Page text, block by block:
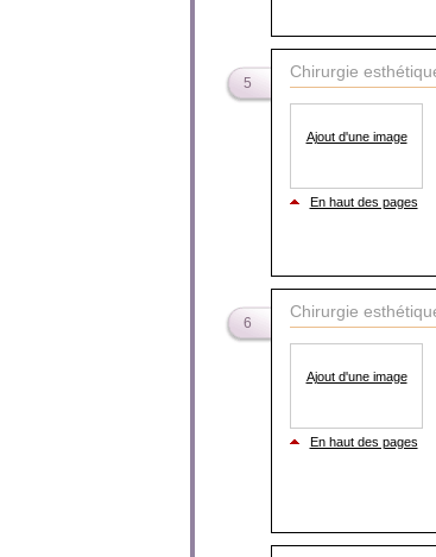
5
Chirurgie
Ajout d'une image
En haut des pages
6
Chirurgie
Ajout d'une image
En haut des pages